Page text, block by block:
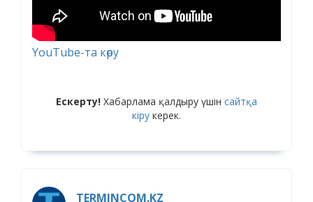
YouTube-та көру
Ескерту! Хабарлама қалдыру үшін сайтқа
кіру керек.
TERMINCOM.KZ